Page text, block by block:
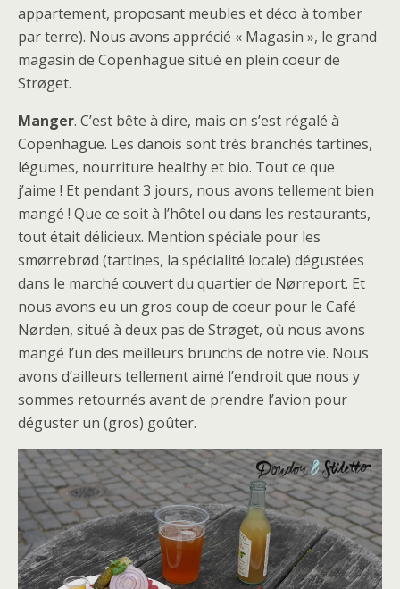
appartement, proposant meubles et déco à tomber
par terre). Nous avons apprécié « Magasin », le grand
magasin de Copenhague situé en plein coeur de
Strøget.
Manger. C’est bête à dire, mais on s’est régalé à
Copenhague. Les danois sont très branchés tartines,
légumes, nourriture healthy et bio. Tout ce que
j’aime ! Et pendant 3 jours, nous avons tellement bien
mangé ! Que ce soit à l’hôtel ou dans les restaurants,
tout était délicieux. Mention spéciale pour les
smørrebrød (tartines, la spécialité locale) dégustées
dans le marché couvert du quartier de Nørreport. Et
nous avons eu un gros coup de coeur pour le Café
Nørden, situé à deux pas de Strøget, où nous avons
mangé l’un des meilleurs brunchs de notre vie. Nous
avons d’ailleurs tellement aimé l’endroit que nous y
sommes retournés avant de prendre l’avion pour
déguster un (gros) goûter.